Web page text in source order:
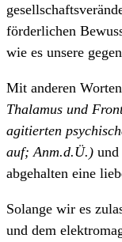
förderlichen
wie es unsere
Mit anderen
Thalamus und
agitierten
auf; Anm.d.Ü.)
abgehalten eine
Solange wir es
und dem